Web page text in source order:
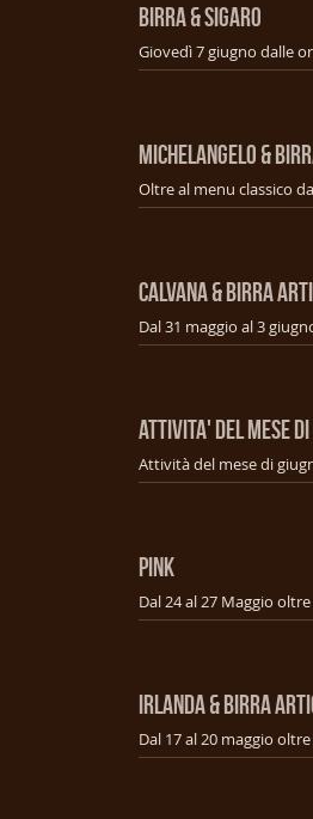
BIRRA & SIGARO
MICHELANGELO &
CALVANA & BIRRA
ATTIVITA' DEL MESE
Attività del mese di
PINK
IRLANDA & BIRRA